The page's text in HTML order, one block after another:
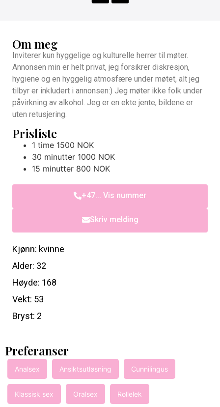
Om meg
Inviterer kun hyggelige og kulturelle herrer til møter.
Annonsen min er helt privat, jeg forsikrer diskresjon,
hygiene og en hyggelig atmosfære under møtet, alt jeg
tilbyr er inkludert i annonsen:) Jeg møter ikke folk under
påvirkning av alkohol. Jeg er en ekte jente, bildene er
uten retusjering.
Prisliste
1 time 1500 NOK
30 minutter 1000 NOK
15 minutter 800 NOK
+47... Vis nummer
Skriv melding
Kjønn: kvinne
Alder: 32
Høyde: 168
Vekt: 53
Bryst: 2
Preferanser
Analsex Ansiktsutløsning Cunnilingus
Klassisk sex Oralsex Rollelek